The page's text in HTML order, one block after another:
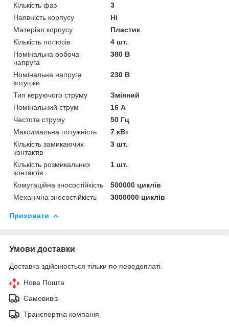
Кількість фаз
3
Наявність корпусу
Ні
Матеріал корпусу
Пластик
Кількість полюсів
4 шт.
Номінальна робоча
напруга
380 В
Номінальна напруга
котушки
230 В
Тип керуючого струму
Змінний
Номінальний струм
16 А
Частота струму
50 Гц
Максимальна потужність
7 кВт
Кількість замикаючих
контактів
3 шт.
Кількість розмикальних
контактів
1 шт.
Комутаційна зносостійкість
500000 циклів
Механічна зносостійкість
3000000 циклів
Приховати
Умови доставки
Доставка здійснюється тільки по передоплаті.
Нова Пошта
Самовивіз
Транспортна компанія